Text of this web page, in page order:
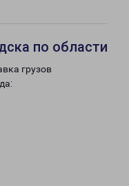
по области
грузов